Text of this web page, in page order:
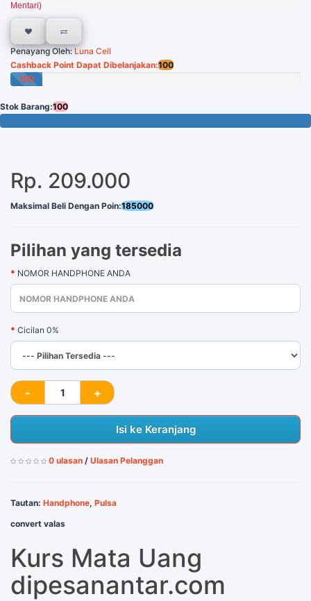
Mentari)
Penayang Oleh:Luna Cell
Cashback Point Dapat Dibelanjakan:100
100
Stok Barang:100
Rp. 209.000
Maksimal Beli Dengan Poin:185000
Pilihan yang tersedia
NOMOR HANDPHONE ANDA
Cicilan 0%
Isi ke Keranjang
0 ulasan / Ulasan Pelanggan
Tautan: Handphone, Pulsa
convert valas
Kurs Mata Uang
dipesanantar.com